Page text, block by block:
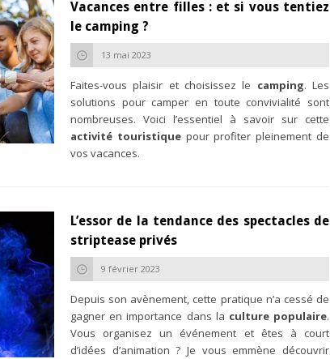
Vacances entre filles : et si vous tentiez
le camping ?
13 mai 2023
Faites-vous plaisir et choisissez le camping. Les
solutions pour camper en toute convivialité sont
nombreuses. Voici l’essentiel à savoir sur cette
activité touristiquepour profiter pleinement de
vos vacances.
L’essor de la tendance des spectacles de
striptease privés
9 février 2023
Depuis son avènement, cette pratique n’a cessé de
gagner en importance dans la culture populaire.
Vous organisez un événement et êtes à court
d’idées d’animation ? Je vous emmène découvrir